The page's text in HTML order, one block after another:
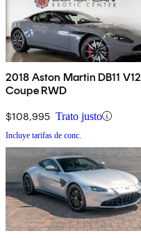
2018 Aston Martin DB11 V12
Coupe RWD
$108,995 Trato justo
Incluye tarifas de conc.